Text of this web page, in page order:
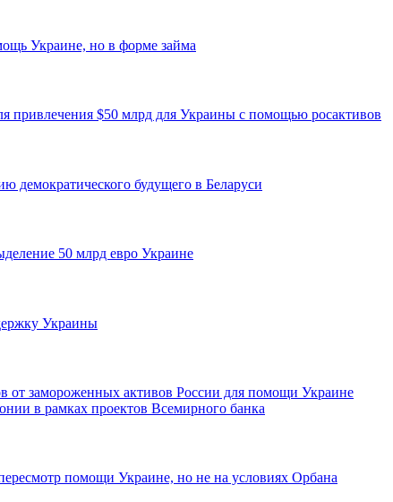
Украине, но в форме займа
$50 млрд для Украины с помощью росактивов
будущего в Беларуси
50 млрд евро Украине
Украины
от замороженных активов России для помощи Украине
в рамках проектов Всемирного банка
помощи Украине, но не на условиях Орбана